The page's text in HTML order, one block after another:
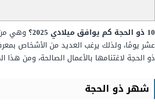
10 ذو الحجة كم يوافق ميلادي 2025؟
وهي من
ذو الحجة لاغتنامها بالأعمال الصالحة، ومن
شهر ذو الحجة